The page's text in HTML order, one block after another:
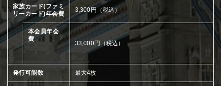
家族カード(ファミ
リーカード)年会費
3,300円（税込）
本会員年会
費
33,000円（税込）
発行可能数 最大4枚